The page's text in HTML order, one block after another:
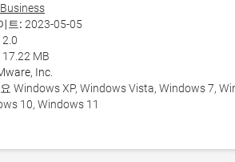
Business
트: 2023-05-05
2.0
17.22 MB
Inc.
Windows XP, Windows Vista, Windows 7,
10, Windows 11